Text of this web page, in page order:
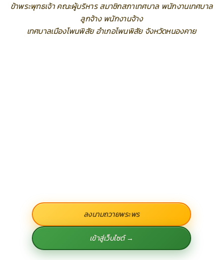
ข้าพระพุทธเจ้า คณะผู้บริหาร สมาชิกสภาเทศบาล พนักงานเทศบาล
ลูกจ้าง พนักงานจ้าง
เทศบาลเมืองโพนพิสัย อำเภอโพนพิสัย จังหวัดหนองคาย
ลงนามถวายพระพร
เข้าสู่เว็บไซต์ →